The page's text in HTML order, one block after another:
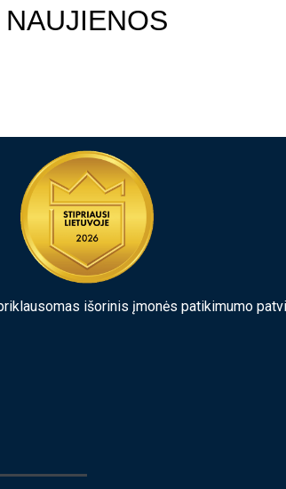
NAUJIENOS
išorinis įmonės patikimumo